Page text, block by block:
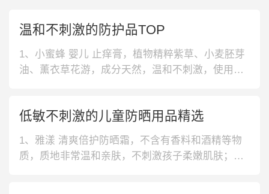
温和不刺激的防护品TOP
1、小蜜蜂 婴儿 止痒膏，植物精粹紫草、小麦胚芽
油、薰衣草花游，成分天然，温和不刺激，使用更
素、无香料安全放心。SPF23/PA++，呵护肌肤。
一款宝宝和大人日常都可以使用的产品。3、和光堂
儿童 防护贴，
低敏不刺激的儿童防晒用品精选
1、雅漾 清爽倍护防晒霜，不含有香料和酒精等物
质，质地非常温和亲肤，不刺激孩子柔嫩肌肤；瓶